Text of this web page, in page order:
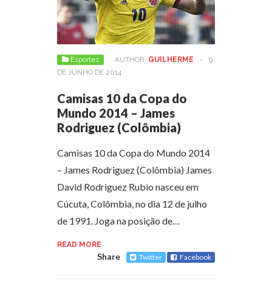
Esportes AUTHOR: GUILHERME -
9
DE JUNHO DE 2014
Camisas 10 da Copa do
Mundo 2014 – James
Rodriguez (Colômbia)
Camisas 10 da Copa do Mundo 2014
– James Rodriguez (Colômbia) James
David Rodriguez Rubio nasceu em
Cúcuta, Colômbia, no dia 12 de julho
de 1991. Joga na posição de…
READ MORE
Share Twitter Facebook